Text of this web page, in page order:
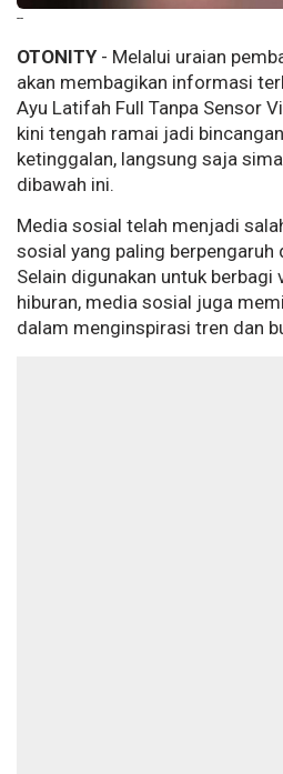
--
OTONITY- Melalui uraian
akan membagikan informasi
Ayu Latifah Full Tanpa Sensor
kini tengah ramai jadi
ketinggalan, langsung saja
dibawah ini.
Media sosial telah menjadi
sosial yang paling berpengaruh
Selain digunakan untuk berbagi
hiburan, media sosial juga
dalam menginspirasi tren dan